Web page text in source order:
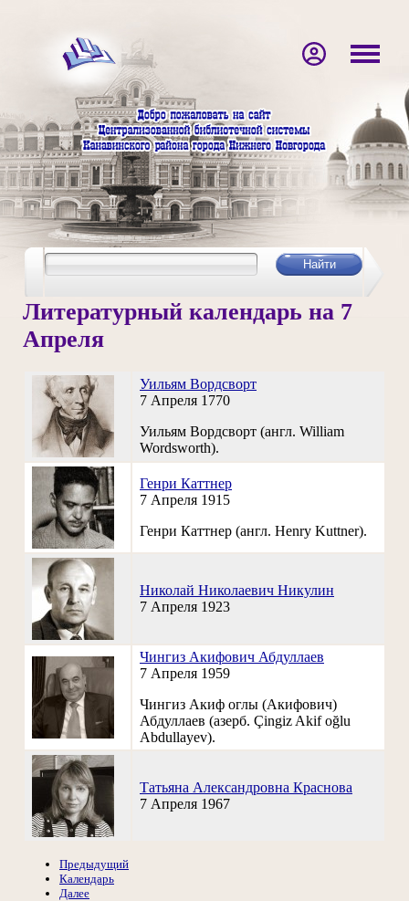
Литературный календарь на 7
Апреля
Уильям Вордсворт
7 Апреля 1770
Уильям Вордсворт (англ. William
Wordsworth).
Генри Каттнер
7 Апреля 1915
Генри Каттнер (англ. Henry Kuttner).
Николай Николаевич Никулин
7 Апреля 1923
Чингиз Акифович Абдуллаев
7 Апреля 1959
Чингиз Акиф оглы (Акифович)
Абдуллаев (азерб. Çingiz Akif oğlu
Abdullayev).
Татьяна Александровна Краснова
7 Апреля 1967
Предыдущий
Календарь
Далее